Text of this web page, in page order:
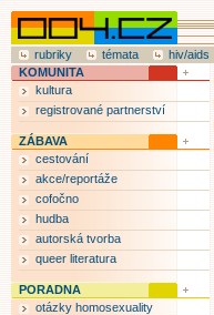
rubriky témata hiv/aids
KOMUNITA
kultura
registrované partnerství
ZÁBAVA
cestování
akce/reportáže
cofočno
hudba
autorská tvorba
queer literatura
PORADNA
otázky homosexuality